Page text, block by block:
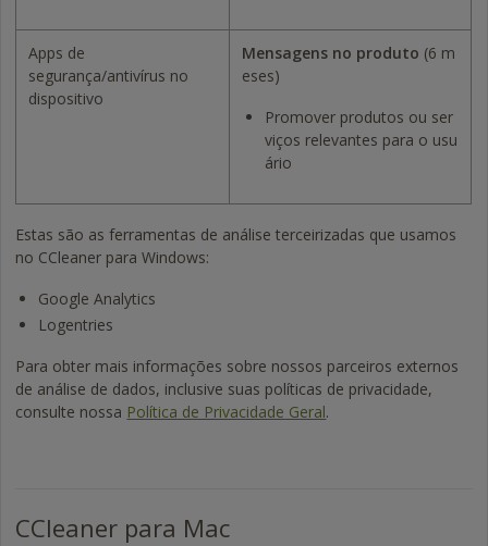
Apps de
segurança/antivírus no
dispositivo
Mensagens no produto (6 m
eses)
Promover produtos ou ser
viços relevantes para o usu
ário
Estas são as ferramentas de análise terceirizadas que usamos
no CCleaner para Windows:
Google Analytics
Logentries
Para obter mais informações sobre nossos parceiros externos
de análise de dados, inclusive suas políticas de privacidade,
consulte nossa Política de Privacidade Geral.
CCleaner para Mac